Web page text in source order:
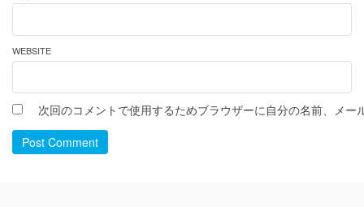
WEBSITE
次回のコメントで使用するためブラウザーに自分の名前、メー
Post Comment